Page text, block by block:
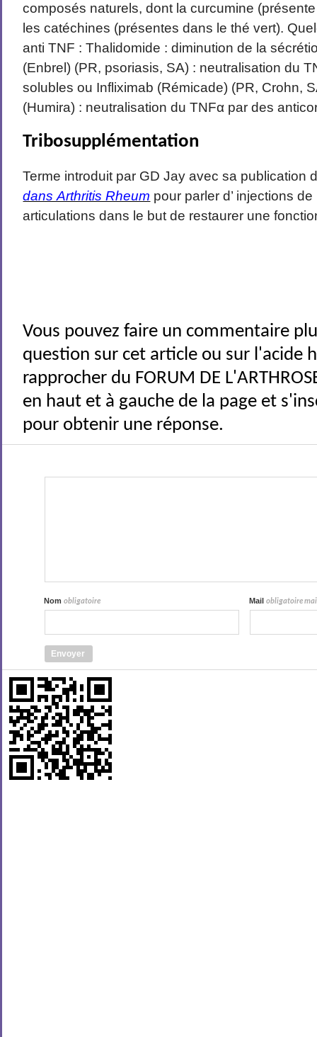
composés naturels, dont la curcumine
les catéchines (présentes dans le thé vert).
anti TNF : Thalidomide : diminution de la
(Enbrel) (PR, psoriasis, SA) : neutralisation du
solubles ou Infliximab (Rémicade) (PR, Crohn,
(Humira) : neutralisation du TNFα par des
Tribosupplémentation
Terme introduit par GD Jay avec sa publication
dans Arthritis Rheum pour parler d’ injections
articulations dans le but de restaurer une
Vous pouvez faire un commentaire
question sur cet article ou sur l'acide
rapprocher du FORUM DE
en haut et à gauche de la page et
pour obtenir une réponse.
Nomobligatoire Mailobligatoire